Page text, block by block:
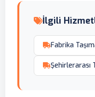
İlgili
Fabrika
Şehirlerarası